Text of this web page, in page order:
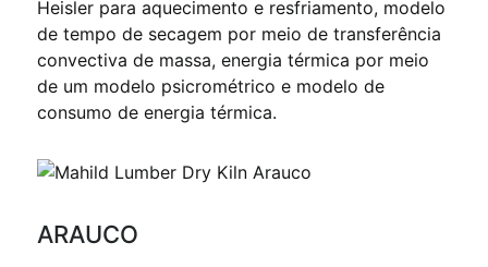
Heisler para aquecimento e resfriamento, modelo
de tempo de secagem por meio de transferência
convectiva de massa, energia térmica por meio
de um modelo psicrométrico e modelo de
consumo de energia térmica.
ARAUCO